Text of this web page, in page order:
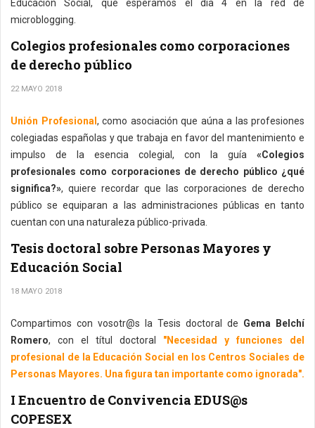
Educación Social, que esperamos el día 4 en la red de
microblogging.
Colegios profesionales como corporaciones
de derecho público
22 MAYO 2018
Unión Profesional , como asociación que aúna a las profesiones
colegiadas españolas y que trabaja en favor del mantenimiento e
impulso de la esencia colegial, con la guía «Colegios
profesionales como corporaciones de derecho público ¿qué
significa?», quiere recordar que las corporaciones de derecho
público se equiparan a las administraciones públicas en tanto
cuentan con una naturaleza público-privada.
Tesis doctoral sobre Personas Mayores y
Educación Social
18 MAYO 2018
Compartimos con vosotr@s la Tesis doctoral de Gema Belchí
Romero, con el títul doctoral "Necesidad y funciones del
profesional de la Educación Social en los Centros Sociales de
Personas Mayores. Una figura tan importante como ignorada".
I Encuentro de Convivencia EDUS@s
COPESEX